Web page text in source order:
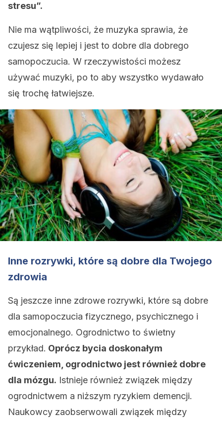
stresu”.
Nie ma wątpliwości, że muzyka sprawia, że ​​
czujesz się lepiej i jest to dobre dla dobrego
samopoczucia. W rzeczywistości możesz
używać muzyki, po to aby wszystko wydawało
się trochę łatwiejsze.
Inne rozrywki, które są dobre dla Twojego
zdrowia
Są jeszcze inne zdrowe rozrywki, które są dobre
dla samopoczucia fizycznego, psychicznego i
emocjonalnego. Ogrodnictwo to świetny
przykład. Oprócz bycia doskonałym
ćwiczeniem, ogrodnictwo jest również dobre
dla mózgu. Istnieje również związek między
ogrodnictwem a niższym ryzykiem demencji.
Naukowcy zaobserwowali związek między